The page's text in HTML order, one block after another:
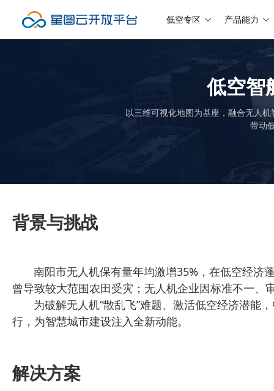
低空专区 产品能力
低空智
以三维可视化地图为基座，融合无人
带动
背景与挑战
南阳市无人机保有量年均激增35%，在低空经济蓬
曾导致较大范围农田受灾；无人机企业因标准不一、
为破解无人机“散乱飞”难题、激活低空经济潜能
行，为智慧城市建设注入全新动能。
解决方案